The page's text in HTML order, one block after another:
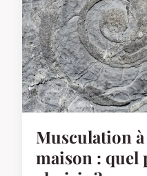
Musculation à
maison : quel